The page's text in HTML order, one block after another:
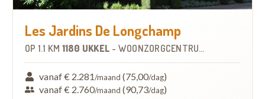
Les Jardins De Longchamp
OP 1.1 KM 1180 UKKEL - WOONZORGCENTRUM (WZC)
vanaf € 2.281/maand (75,00/dag)
vanaf € 2.760/maand (90,73/dag)